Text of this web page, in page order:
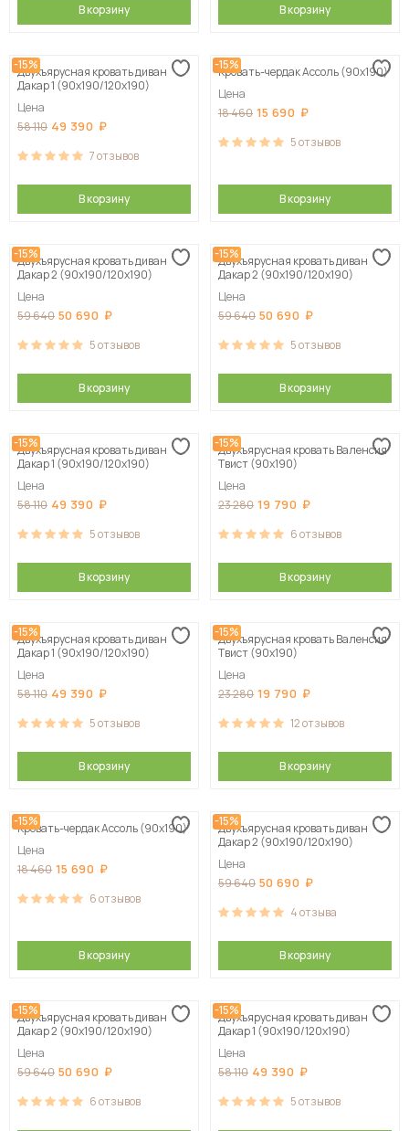
В корзину В корзину
-15%
Двухъярусная кровать диван
Дакар 1 (90х190/120х190)
Цена
58 110 49 390
7отзывов
В корзину
-15%
Кровать-чердак Ассоль (90х190)
Цена
18 460 15 690
5отзывов
В корзину
-15%
Двухъярусная кровать диван
Дакар 2 (90х190/120х190)
Цена
59 640 50 690
5отзывов
В корзину
-15%
Двухъярусная кровать диван
Дакар 2 (90х190/120х190)
Цена
59 640 50 690
5отзывов
В корзину
-15%
Двухъярусная кровать диван
Дакар 1 (90х190/120х190)
Цена
58 110 49 390
5отзывов
В корзину
-15%
Двухъярусная кровать Валенсия
Твист (90х190)
Цена
23 280 19 790
6отзывов
В корзину
-15%
Двухъярусная кровать диван
Дакар 1 (90х190/120х190)
Цена
58 110 49 390
5отзывов
В корзину
-15%
Двухъярусная кровать Валенсия
Твист (90х190)
Цена
23 280 19 790
12отзывов
В корзину
-15%
Кровать-чердак Ассоль (90х190)
Цена
18 460 15 690
6отзывов
В корзину
-15%
Двухъярусная кровать диван
Дакар 2 (90х190/120х190)
Цена
59 640 50 690
4отзыва
В корзину
-15%
Двухъярусная кровать диван
Дакар 2 (90х190/120х190)
Цена
59 640 50 690
6отзывов
-15%
Двухъярусная кровать диван
Дакар 1 (90х190/120х190)
Цена
58 110 49 390
5отзывов